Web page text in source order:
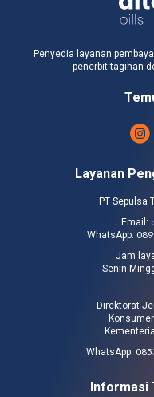
Penyedia layanan
penerbit tagihan
Layanan
PT Sepulsa
Email:
WhatsApp:
Jam
Senin-
Direktorat
WhatsApp:
Informasi